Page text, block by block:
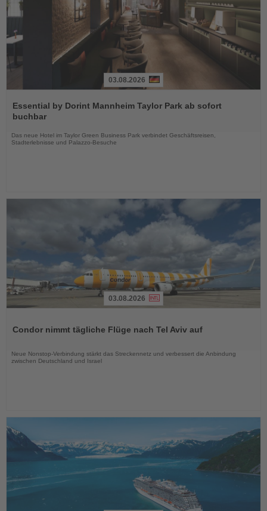
Sie
die
03.08.2026
Essential by Dorint Mannheim Taylor Park ab sofort
buchbar
Das neue Hotel im Taylor Green Business Park verbindet Geschäftsreisen,
Stadterlebnisse und Palazzo-Besuche
die
03.08.2026
Condor nimmt tägliche Flüge nach Tel Aviv auf
Neue Nonstop-Verbindung stärkt das Streckennetz und verbessert die Anbindung
zwischen Deutschland und Israel